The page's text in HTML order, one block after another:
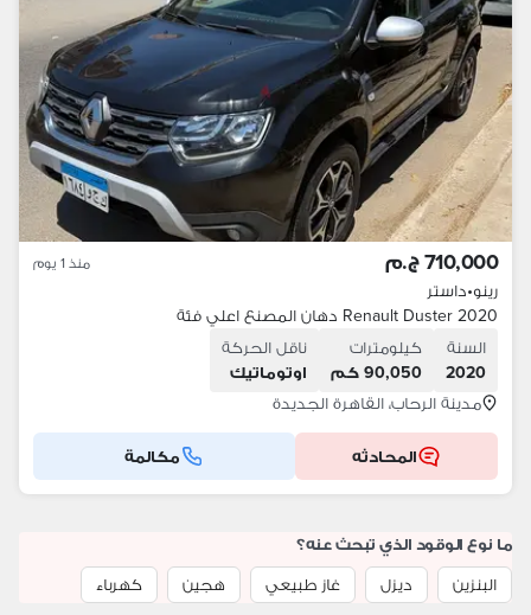
710,000 ج.م منذ 1 يوم
رينو•داستر
Renault Duster 2020 دهان المصنع اعلي فئة
السنة
2020
كيلومترات
90,050 كم
ناقل الحركة
اوتوماتيك
مدينة الرحاب، القاهرة الجديدة
المحادثه مكالمة
ما نوع الوقود الذي تبحث عنه؟
البنزين
ديزل غاز طبيعي هجين كهرباء